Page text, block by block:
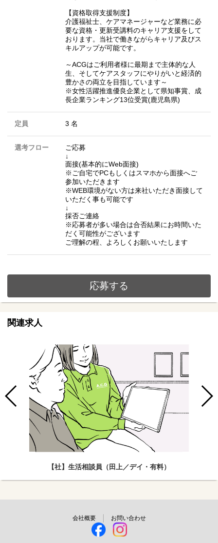
【資格取得支援制度】
介護福祉士、ケアマネージャーなど業務に必
要な資格・更新受講料のキャリア支援をして
おります。当社で働きながらキャリア及びス
キルアップが可能です。
～ACGはご利用者様に最期まで主体的な人
生、そしてケアスタッフにやりがいと経済的
豊かさの両立を目指しています～
※女性活躍推進優良企業として県知事賞、成
長企業ランキング13位受賞(鹿児島県)
定員 3 名
選考フロー
ご応募
↓
面接(基本的にWeb面接)
※ご自宅でPCもしくはスマホから面接へご
参加いただきます
※WEB環境がない方は来社いただき面接して
いただく事も可能です
↓
採否ご連絡
※応募者が多い場合は合否結果にお時間いた
だく可能性がございます
ご理解の程、よろしくお願いいたします
応募する
関連求人
【社】生活相談員（田上／デイ・有料）
会社概要 お問い合わせ